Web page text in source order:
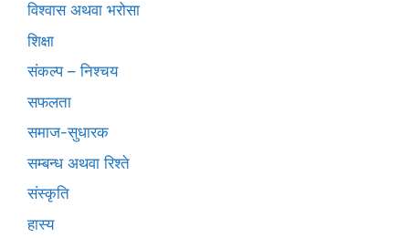
विश्वास अथवा भरोसा
शिक्षा
संकल्प – निश्चय
सफलता
समाज-सुधारक
सम्बन्ध अथवा रिश्ते
संस्कृति
हास्य